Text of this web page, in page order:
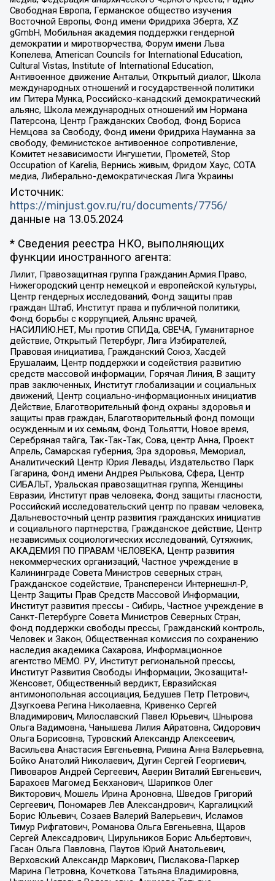
Свободная Европа, Германское общество изучения
Восточной Европы, Фонд имени Фридриха Эберта, XZ
gGmbH, Мобильная академия поддержки гендерной
демократии и миротворчества, Форум имени Льва
Копелева, American Councils for International Education,
Cultural Vistas, Institute of International Education,
Антивоенное движение Антальи, Открытый диалог, Школа
международных отношений и государственной политики
им Питера Мунка, Российско-канадский демократический
альянс, Школа международных отношений им Нормана
Патерсона, Центр Гражданских Свобод, Фонд Бориса
Немцова за Свободу, Фонд имени Фридриха Науманна за
свободу, Феминистское антивоенное сопротивление,
Комитет независимости Ингушетии, Прометей, Stop
Occupation of Karelia, Вернись живым, Фридом Хаус, СОТА
медиа, Либерально-демократическая Лига Украины
Источник:
https://minjust.gov.ru/ru/documents/7756/
данные на 13.05.2024
* Сведения реестра НКО, выполняющих
функции иностранного агента:
Лилит, Правозащитная группа Гражданин.Армия.Право,
Нижегородский центр немецкой и европейской культуры,
Центр гендерных исследований, Фонд защиты прав
граждан Штаб, Институт права и публичной политики,
Фонд борьбы с коррупцией, Альянс врачей,
НАСИЛИЮ.НЕТ, Мы против СПИДа, СВЕЧА, Гуманитарное
действие, Открытый Петербург, Лига Избирателей,
Правовая инициатива, Гражданский Союз, Хасдей
Ерушалаим, Центр поддержки и содействия развитию
средств массовой информации, Горячая Линия, В защиту
прав заключенных, Институт глобализации и социальных
движений, Центр социально-информационных инициатив
Действие, Благотворительный фонд охраны здоровья и
защиты прав граждан, Благотворительный фонд помощи
осужденным и их семьям, Фонд Тольятти, Новое время,
Серебряная тайга, Так-Так-Так, Сова, центр Анна, Проект
Апрель, Самарская губерния, Эра здоровья, Мемориал,
Аналитический Центр Юрия Левады, Издательство Парк
Гагарина, Фонд имени Андрея Рылькова, Сфера, Центр
СИБАЛЬТ, Уральская правозащитная группа, Женщины
Евразии, Институт прав человека, Фонд защиты гласности,
Российский исследовательский центр по правам человека,
Дальневосточный центр развития гражданских инициатив
и социального партнерства, Гражданское действие, Центр
независимых социологических исследований, Сутяжник,
АКАДЕМИЯ ПО ПРАВАМ ЧЕЛОВЕКА, Центр развития
некоммерческих организаций, Частное учреждение в
Калининграде Совета Министров северных стран,
Гражданское содействие, Трансперенси Интернешнл-Р,
Центр Защиты Прав Средств Массовой Информации,
Институт развития прессы - Сибирь, Частное учреждение в
Санкт-Петербурге Совета Министров Северных Стран,
Фонд поддержки свободы прессы, Гражданский контроль,
Человек и Закон, Общественная комиссия по сохранению
наследия академика Сахарова, Информационное
агентство МЕМО. РУ, Институт региональной прессы,
Институт Развития Свободы Информации, Экозащита!-
Женсовет, Общественный вердикт, Евразийская
антимонопольная ассоциация, Бедушев Петр Петрович,
Дзугкоева Регина Николаевна, Кривенко Сергей
Владимирович, Милославский Павел Юрьевич, Шнырова
Ольга Вадимовна, Чанышева Лилия Айратовна, Сидорович
Ольга Борисовна, Туровский Александр Алексеевич,
Васильева Анастасия Евгеньевна, Ривина Анна Валерьевна,
Бойко Анатолий Николаевич, Дугин Сергей Георгиевич,
Пивоваров Андрей Сергеевич, Аверин Виталий Евгеньевич,
Барахоев Магомед Бекханович, Шарипков Олег
Викторович, Мошель Ирина Ароновна, Шведов Григорий
Сергеевич, Пономарев Лев Александрович, Каргалицкий
Борис Юльевич, Созаев Валерий Валерьевич, Исламов
Тимур Рифгатович, Романова Ольга Евгеньевна, Щаров
Сергей Алексадрович, Цирульников Борис Альбертович,
Гасан Ольга Павловна, Паутов Юрий Анатольевич,
Верховский Александр Маркович, Пислакова-Паркер
Марина Петровна, Кочеткова Татьяна Владимировна,